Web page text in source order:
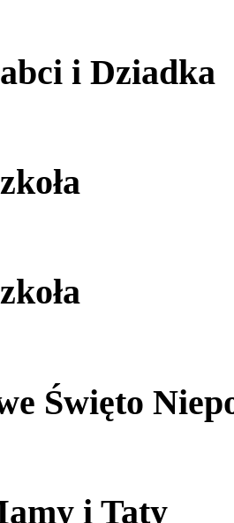
i Dziadka
Święto
i Taty